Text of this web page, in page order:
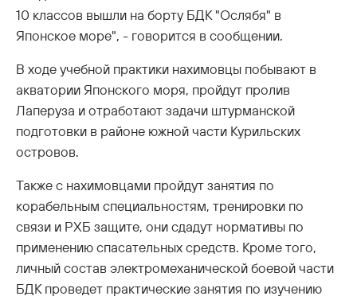
10 классов вышли на борту БДК "Ослябя" в
Японское море", - говорится в сообщении.
В ходе учебной практики нахимовцы побывают в
акватории Японского моря, пройдут пролив
Лаперуза и отработают задачи штурманской
подготовки в районе южной части Курильских
островов.
Также с нахимовцами пройдут занятия по
корабельным специальностям, тренировки по
связи и РХБ защите, они сдадут нормативы по
применению спасательных средств. Кроме того,
личный состав электромеханической боевой части
БДК проведет практические занятия по изучению